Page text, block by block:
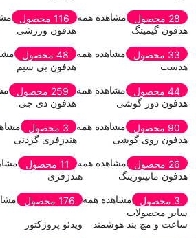
28 محصول مشاهده همه 116 محصول
هدفون گیمینگ
33 محصول مشاهده همه
هدفون ورزشی
48 محصول
هدست
44 محصول مشاهده همه
هدفون بی سیم
259 محصول
هدفون دور گوشی
90 محصول مشاهده همه
هدفون دی جی
3 محصول
هدفون روی گوشی
26 محصول مشاهده همه
هندزفری گردنی
11 محصول
هدفون مانیتورینگ
3 محصول مشاهده همه
هندزفری
176 محصول
سایر محصولات
ساعت و مچ بند هوشمند
ویدئو پروژکتور